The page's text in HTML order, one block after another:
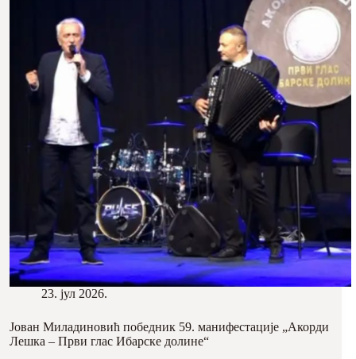
23. јул 2026.
Јован Миладиновић победник 59. манифестације „Акорди
Лешка – Први глас Ибарске долине“